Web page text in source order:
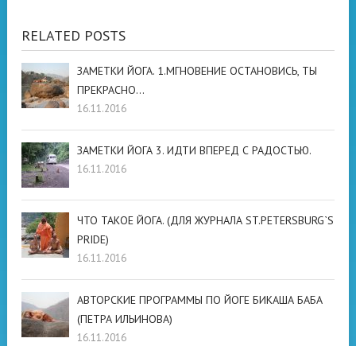
RELATED POSTS
ЗАМЕТКИ ЙОГА. 1.МГНОВЕНИЕ ОСТАНОВИСЬ, ТЫ
ПРЕКРАСНО…
16.11.2016
ЗАМЕТКИ ЙОГА 3. ИДТИ ВПЕРЕД С РАДОСТЬЮ.
16.11.2016
ЧТО ТАКОЕ ЙОГА. (ДЛЯ ЖУРНАЛА ST.PETERSBURG`S
PRIDE)
16.11.2016
АВТОРСКИЕ ПРОГРАММЫ ПО ЙОГЕ БИКАША БАБА
(ПЕТРА ИЛЬИНОВА)
16.11.2016